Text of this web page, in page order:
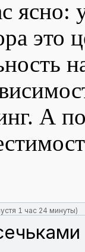
это
А
1 час 24 минуты)